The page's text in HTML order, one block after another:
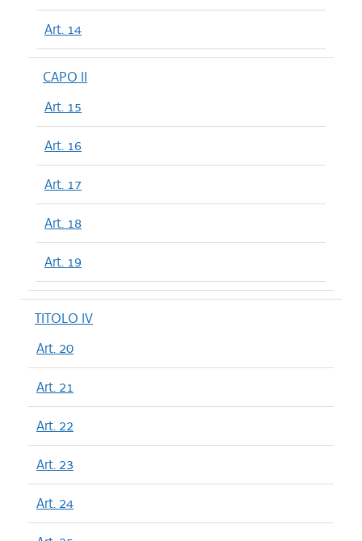
Art. 14
CAPO II
Art. 15
Art. 16
Art. 17
Art. 18
Art. 19
TITOLO IV
Art. 20
Art. 21
Art. 22
Art. 23
Art. 24